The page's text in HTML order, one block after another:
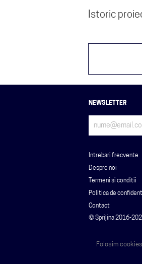
Istoric
NEWSLETTER
Intrebari frecvente
Despre noi
Termeni si conditii
Politica de
Contact
© Sprijina 2016-
Folosim